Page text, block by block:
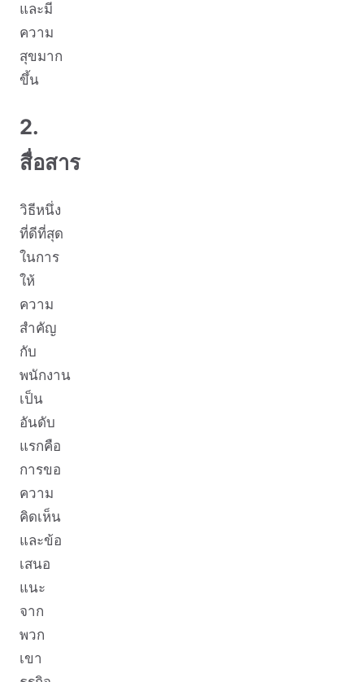
และมี
ความ
สุขมาก
ขึ้น
2.
สื่อสาร
วิธีหนึ่ง
ที่ดีที่สุด
ในการ
ให้
ความ
สำคัญ
กับ
พนักงาน
เป็น
อันดับ
แรกคือ
การขอ
ความ
คิดเห็น
และข้อ
เสนอ
แนะ
จาก
พวก
เขา